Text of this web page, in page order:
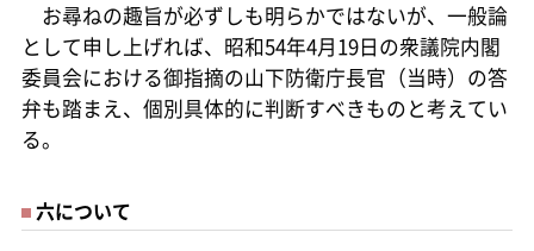
お尋ねの趣旨が必ずしも明らかではないが、一般論
として申し上げれば、昭和54年4月19日の衆議院内閣
委員会における御指摘の山下防衛庁長官（当時）の答
弁も踏まえ、個別具体的に判断すべきものと考えてい
る。
六について